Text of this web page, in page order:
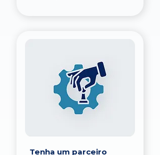
Tenha um parceiro